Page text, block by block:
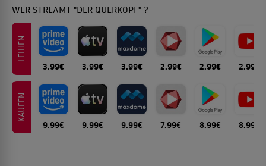
WER STREAMT "DER QUERKOPF" ?
LEIHEN
3.99€ 3.99€ 3.99€ 2.99€ 2.99€ 2.99€
KAUFEN
9.99€ 9.99€ 9.99€ 7.99€ 8.99€ 8.99€